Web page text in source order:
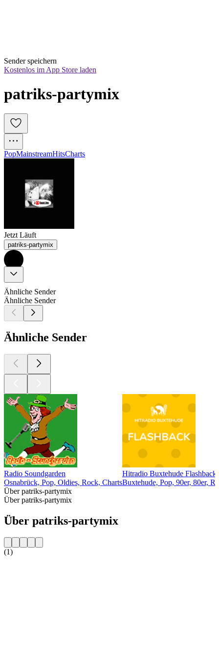
Sender speichern
Kostenlos im App Store laden
patriks-partymix
PopMainstreamHitsCharts
Jetzt Läuft
patriks-partymix
Ähnliche Sender
Ähnliche Sender
Ähnliche Sender
Radio Soundgarden
Osnabrück, Pop, Oldies, Rock, Charts
Hitradio Buxtehude Flashback
Buxtehude, Pop, 90er, 80er,
Über patriks-partymix
Über patriks-partymix
Über patriks-partymix
(1)